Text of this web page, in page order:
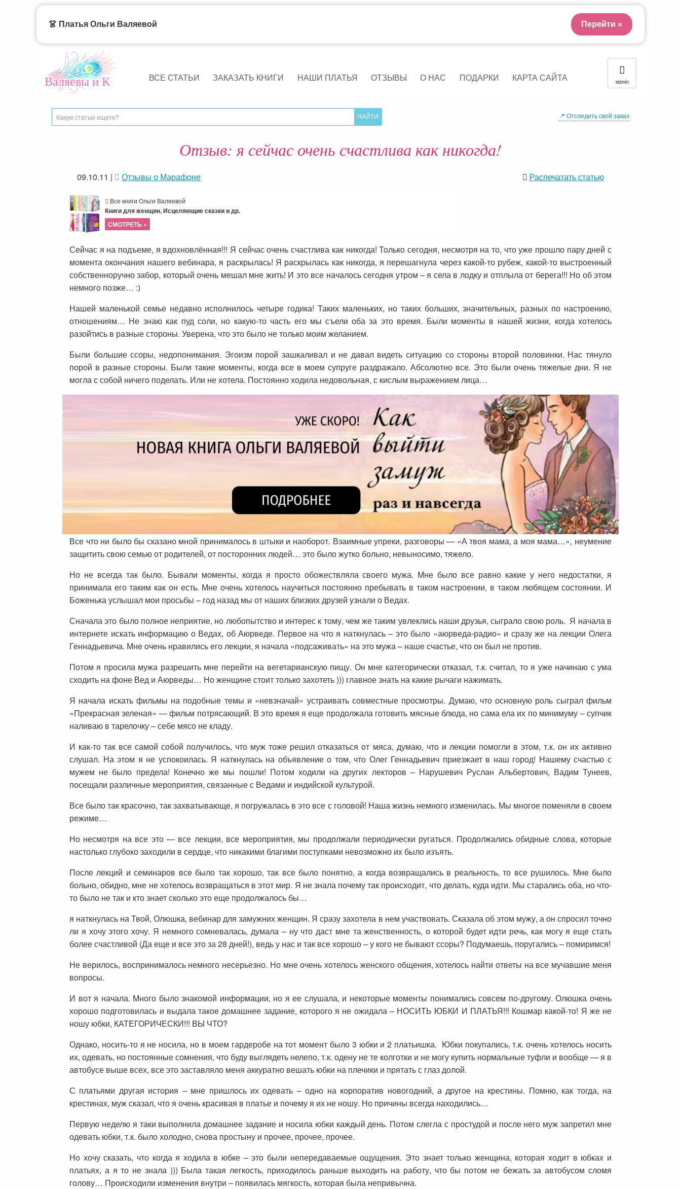
Валяевы и К ВСЕ СТАТЬИ ЗАКАЗАТЬ КНИГИ НАШИ ПЛАТЬЯ ОТЗЫВЫ О НАС ПОДАРКИ КАРТА САЙТА МЕНЮ
📍 Отследить свой заказ
Отзыв: я сейчас очень счастлива как никогда!
09.10.11 | Отзывы о Марафоне Распечатать статью
Все книги Ольги Валяевой
Книги для женщин, Исцеляющие сказки и др.
СМОТРЕТЬ »
Сейчас я на подъеме, я вдохновлённая!!! Я сейчас очень счастлива как никогда! Только сегодня, несмотря на то, что уже прошло пару дней с
момента окончания нашего вебинара, я раскрылась! Я раскрылась как никогда, я перешагнула через какой-то рубеж, какой-то выстроенный
собственноручно забор, который очень мешал мне жить! И это все началось сегодня утром – я села в лодку и отплыла от берега!!! Но об этом
немного позже… :)
Нашей маленькой семье недавно исполнилось четыре годика! Таких маленьких, но таких больших, значительных, разных по настроению,
отношениям… Не знаю как пуд соли, но какую-то часть его мы съели оба за это время. Были моменты в нашей жизни, когда хотелось
разойтись в разные стороны. Уверена, что это было не только моим желанием.
Были большие ссоры, недопонимания. Эгоизм порой зашкаливал и не давал видеть ситуацию со стороны второй половинки. Нас тянуло
порой в разные стороны. Были такие моменты, когда все в моем супруге раздражало. Абсолютно все. Это были очень тяжелые дни. Я не
могла с собой ничего поделать. Или не хотела. Постоянно ходила недовольная, с кислым выражением лица…
Все что ни было бы сказано мной принималось в штыки и наоборот. Взаимные упреки, разговоры — «А твоя мама, а моя мама…», неумение
защитить свою семью от родителей, от посторонних людей… это было жутко больно, невыносимо, тяжело.
Но не всегда так было. Бывали моменты, когда я просто обожествляла своего мужа. Мне было все равно какие у него недостатки, я
принимала его таким как он есть. Мне очень хотелось научиться постоянно пребывать в таком настроении, в таком любящем состоянии. И
Боженька услышал мои просьбы – год назад мы от наших близких друзей узнали о Ведах.
Сначала это было полное неприятие, но любопытство и интерес к тому, чем же таким увлеклись наши друзья, сыграло свою роль. Я начала в
интернете искать информацию о Ведах, об Аюрведе. Первое на что я наткнулась – это было «аюрведа-радио» и сразу же на лекции Олега
Геннадьевича. Мне очень нравились его лекции, я начала «подсаживать» на это мужа – наше счастье, что он был не против.
Потом я просила мужа разрешить мне перейти на вегетарианскую пищу. Он мне категорически отказал, т.к. считал, то я уже начинаю с ума
сходить на фоне Вед и Аюрведы… Но женщине стоит только захотеть ))) главное знать на какие рычаги нажимать.
Я начала искать фильмы на подобные темы и «невзначай» устраивать совместные просмотры. Думаю, что основную роль сыграл фильм
«Прекрасная зеленая» — фильм потрясающий. В это время я еще продолжала готовить мясные блюда, но сама ела их по минимуму – супчик
наливаю в тарелочку – себе мясо не кладу.
И как-то так все самой собой получилось, что муж тоже решил отказаться от мяса, думаю, что и лекции помогли в этом, т.к. он их активно
слушал. На этом я не успокоилась. Я наткнулась на объявление о том, что Олег Геннадьевич приезжает в наш город! Нашему счастью с
мужем не было предела! Конечно же мы пошли! Потом ходили на других лекторов – Нарушевич Руслан Альбертович, Вадим Тунеев,
посещали различные мероприятия, связанные с Ведами и индийской культурой.
Все было так красочно, так захватывающе, я погружалась в это все с головой! Наша жизнь немного изменилась. Мы многое поменяли в своем
режиме…
Но несмотря на все это — все лекции, все мероприятия, мы продолжали периодически ругаться. Продолжались обидные слова, которые
настолько глубоко заходили в сердце, что никакими благими поступками невозможно их было изъять.
После лекций и семинаров все было так хорошо, так все было понятно, а когда возвращались в реальность, то все рушилось. Мне было
больно, обидно, мне не хотелось возвращаться в этот мир. Я не знала почему так происходит, что делать, куда идти. Мы старались оба, но что-
то было не так и кто знает сколько это еще продолжалось бы…
я наткнулась на Твой, Олюшка, вебинар для замужних женщин. Я сразу захотела в нем участвовать. Сказала об этом мужу, а он спросил точно
ли я хочу этого хочу. Я немного сомневалась, думала – ну что даст мне та женственность, о которой будет идти речь, как могу я еще стать
более счастливой (Да еще и все это за 28 дней!), ведь у нас и так все хорошо – у кого не бывают ссоры? Подумаешь, поругались – помиримся!
Не верилось, воспринималось немного несерьезно. Но мне очень хотелось женского общения, хотелось найти ответы на все мучавшие меня
вопросы.
И вот я начала. Много было знакомой информации, но я ее слушала, и некоторые моменты понимались совсем по-другому. Олюшка очень
хорошо подготовилась и выдала такое домашнее задание, которого я не ожидала – НОСИТЬ ЮБКИ И ПЛАТЬЯ!!! Кошмар какой-то! Я же не
ношу юбки, КАТЕГОРИЧЕСКИ!!! ВЫ ЧТО?
Однако, носить-то я не носила, но в моем гардеробе на тот момент было 3 юбки и 2 платьишка. Юбки покупались, т.к. очень хотелось носить
их, одевать, но постоянные сомнения, что буду выглядеть нелепо, т.к. одену не те колготки и не могу купить нормальные туфли и вообще — я в
автобусе выше всех, все это заставляло меня аккуратно вешать юбки на плечики и прятать с глаз долой.
С платьями другая история – мне пришлось их одевать – одно на корпоратив новогодний, а другое на крестины. Помню, как тогда, на
крестинах, муж сказал, что я очень красивая в платье и почему я их не ношу. Но причины всегда находились…
Первую неделю я таки выполнила домашнее задание и носила юбки каждый день. Потом слегла с простудой и после него муж запретил мне
одевать юбки, т.к. было холодно, снова простыну и прочее, прочее, прочее.
Но хочу сказать, что когда я ходила в юбке – это были непередаваемые ощущения. Это знает только женщина, которая ходит в юбках и
платьях, а я то не знала ))) Была такая легкость, приходилось раньше выходить на работу, что бы потом не бежать за автобусом сломя
голову… Происходили изменения внутри – появилась мягкость, которая была непривычна.
👗 Платья Ольги Валяевой Перейти »